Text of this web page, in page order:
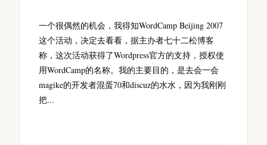
一个很偶然的机会，我得知WordCamp Beijing 2007
这个活动，决定去看看，据主办者七十二松博客
称，这次活动获得了Wordpress官方的支持，授权使
用WordCamp的名称。我的主要目的，是去会一会
magike的开发者混蛋70和discuz的水水，因为我刚刚
把...